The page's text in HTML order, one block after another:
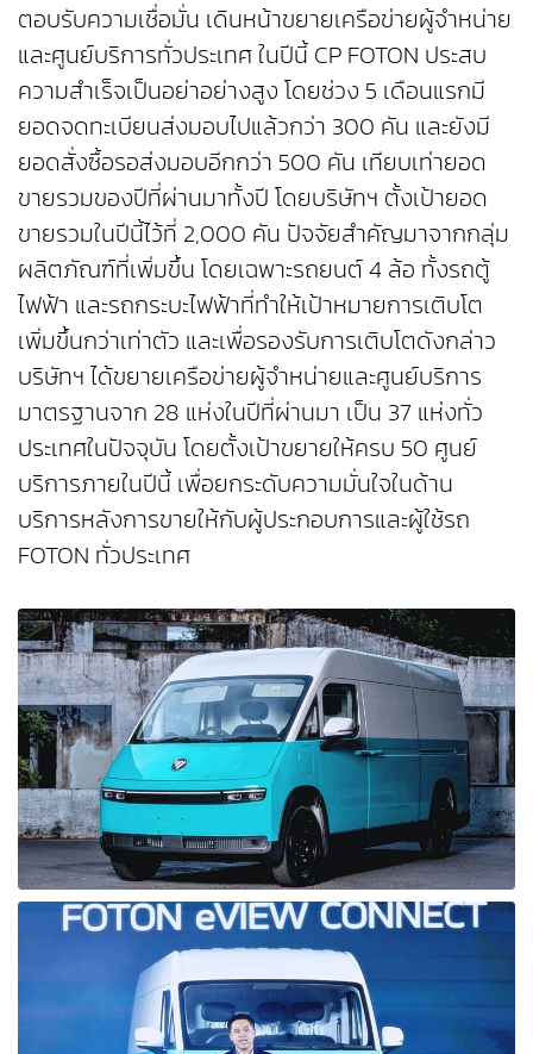
ตอบรับความเชื่อมั่น เดินหน้าขยายเครือข่ายผู้จำหน่าย
และศูนย์บริการทั่วประเทศ ในปีนี้ CP FOTON ประสบ
ความสำเร็จเป็นอย่าอย่างสูง โดยช่วง 5 เดือนแรกมี
ยอดจดทะเบียนส่งมอบไปแล้วกว่า 300 คัน และยังมี
ยอดสั่งซื้อรอส่งมอบอีกกว่า 500 คัน เทียบเท่ายอด
ขายรวมของปีที่ผ่านมาทั้งปี โดยบริษัทฯ ตั้งเป้ายอด
ขายรวมในปีนี้ไว้ที่ 2,000 คัน ปัจจัยสำคัญมาจากกลุ่ม
ผลิตภัณฑ์ที่เพิ่มขึ้น โดยเฉพาะรถยนต์ 4 ล้อ ทั้งรถตู้
ไฟฟ้า และรถกระบะไฟฟ้าที่ทำให้เป้าหมายการเติบโต
เพิ่มขึ้นกว่าเท่าตัว และเพื่อรองรับการเติบโตดังกล่าว
บริษัทฯ ได้ขยายเครือข่ายผู้จำหน่ายและศูนย์บริการ
มาตรฐานจาก 28 แห่งในปีที่ผ่านมา เป็น 37 แห่งทั่ว
ประเทศในปัจจุบัน โดยตั้งเป้าขยายให้ครบ 50 ศูนย์
บริการภายในปีนี้ เพื่อยกระดับความมั่นใจในด้าน
บริการหลังการขายให้กับผู้ประกอบการและผู้ใช้รถ
FOTON ทั่วประเทศ